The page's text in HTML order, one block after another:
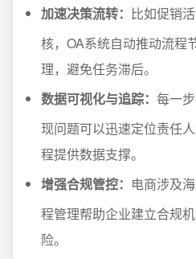
加速决策流转： 比如促销
核，OA系统自动推动流程
理，避免任务滞后。
数据可视化与追踪： 每一
现问题可以迅速定位责任
程提供数据支撑。
增强合规管控： 电商涉及
程管理帮助企业建立合规
险。